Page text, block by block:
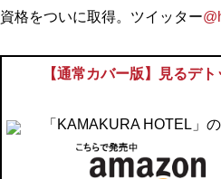
資格をついに取得。ツイッター
【通常カバー版】見るデ
「KAMAKURA HOTEL」